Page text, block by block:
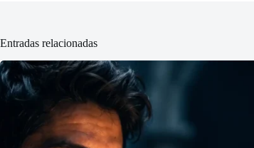
Entradas relacionadas